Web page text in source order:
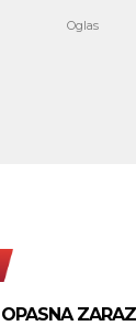
OPASNA